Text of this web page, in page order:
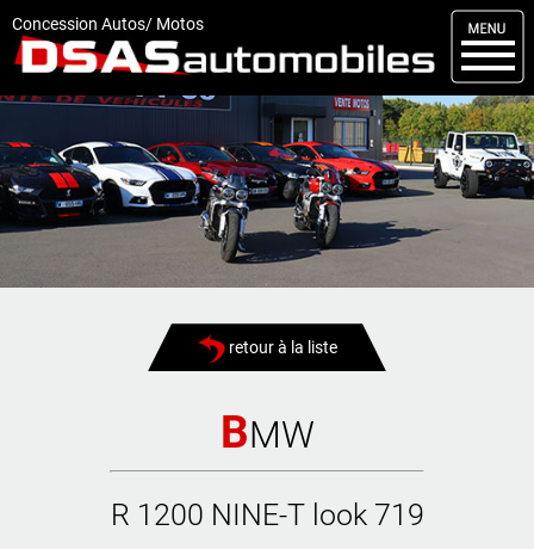
Concession Autos/ Motos
Menu
DSAS
Kit carrosserie
Nos occasions
Nos services
Comment réserver
Articles
Vendus
Livraisons
Contact
retour à la liste
BMW
R 1200 NINE-T look 719